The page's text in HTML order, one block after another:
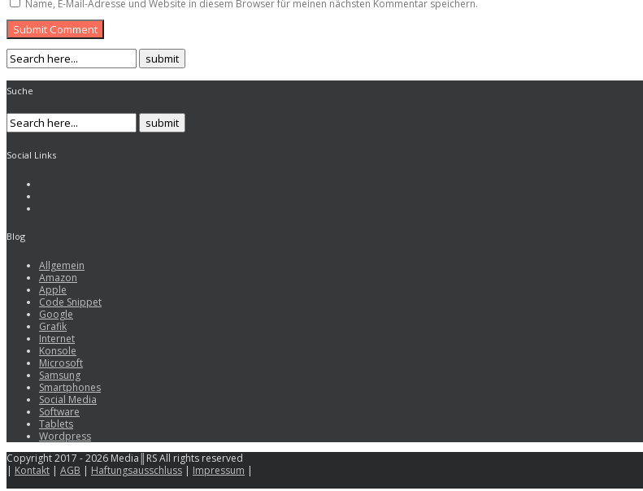
Name, E-Mail-Adresse und Website in diesem Browser für meinen nächsten Kommentar speichern.
Submit Comment
Suche
Social Links
Blog
Allgemein
Amazon
Apple
Code Snippet
Google
Grafik
Internet
Konsole
Microsoft
Samsung
Smartphones
Social Media
Software
Tablets
Wordpress
Copyright 2017 - 2026 Media║RS All rights reserved
| Kontakt | AGB | Haftungsausschluss | Impressum |